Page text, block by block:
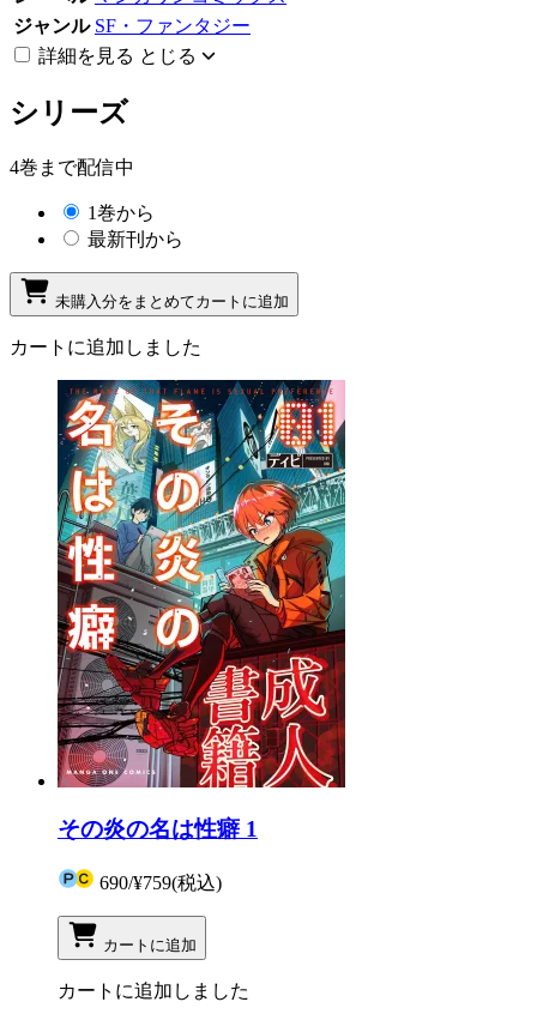
ジャンル SF・ファンタジー
詳細を見る とじる
シリーズ
4巻まで配信中
1巻から
最新刊から
未購入分をまとめてカートに追加
カートに追加しました
その炎の名は性癖 1
690/¥759(税込)
カートに追加
カートに追加しました